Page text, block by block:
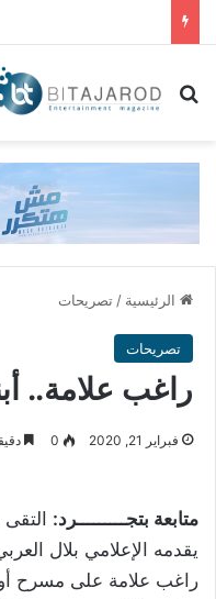
بحث عن
الرئيسية / تصريحات
تصريحات
راغب علامة..
فبراير 21, 2020 0
متابعة بتجـــــــــرد:
يقدمه الإعلامي بلال
راغب علامة على مسرح